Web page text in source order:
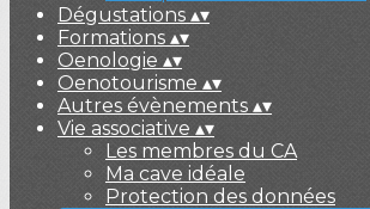
Dégustations ▴▾
Formations ▴▾
Oenologie ▴▾
Oenotourisme ▴▾
Autres évènements ▴▾
Vie associative ▴▾
Les membres du CA
Ma cave idéale
Protection des données